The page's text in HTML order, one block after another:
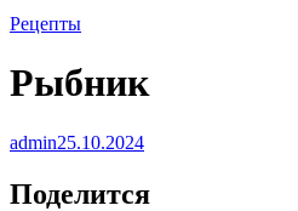
Рецепты
Рыбник
admin25.10.2024
Поделится